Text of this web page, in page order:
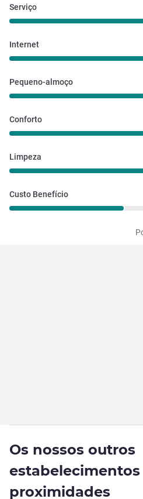
Serviço
Internet
Pequeno-almoço
Conforto
Limpeza
Custo Benefício
Os nossos outros
estabelecimentos
proximidades